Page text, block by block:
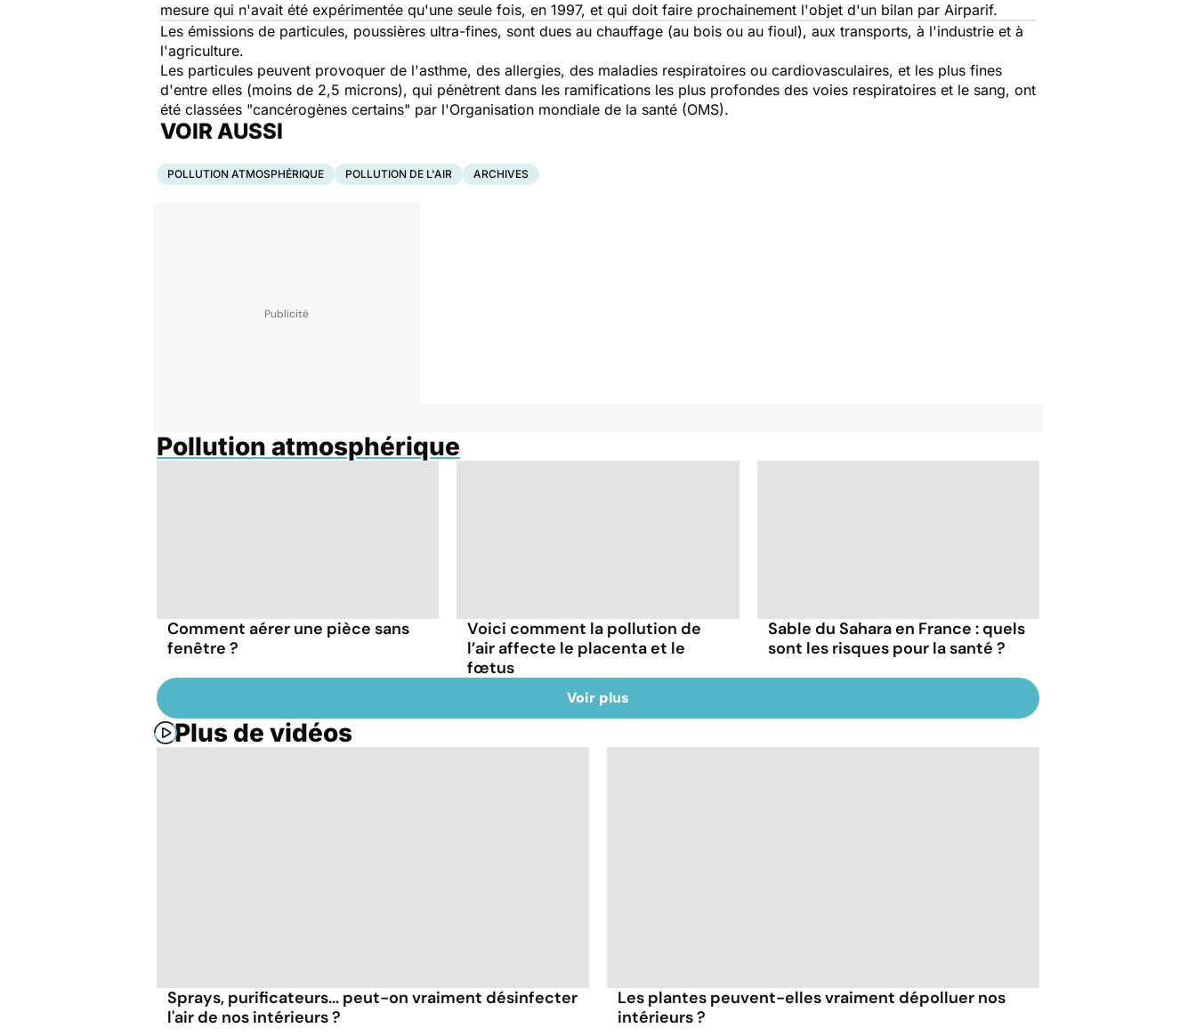
mesure qui n'avait été expérimentée qu'une seule fois, en 1997, et qui doit faire prochainement l'objet d'un bilan par Airparif.
Les émissions de particules, poussières ultra-fines, sont dues au chauffage (au bois ou au fioul), aux transports, à l'industrie et à
l'agriculture.
Les particules peuvent provoquer de l'asthme, des allergies, des maladies respiratoires ou cardiovasculaires, et les plus fines
d'entre elles (moins de 2,5 microns), qui pénètrent dans les ramifications les plus profondes des voies respiratoires et le sang, ont
été classées "cancérogènes certains" par l'Organisation mondiale de la santé (OMS).
VOIR AUSSI
POLLUTION ATMOSPHÉRIQUE POLLUTION DE L'AIR ARCHIVES
Pollution atmosphérique
Comment aérer une pièce sans
fenêtre ?
Voici comment la pollution de
l’air affecte le placenta et le
fœtus
Sable du Sahara en France : quels
sont les risques pour la santé ?
Voir plus
Plus de vidéos
Sprays, purificateurs... peut-on vraiment désinfecter
l'air de nos intérieurs ?
Les plantes peuvent-elles vraiment dépolluer nos
intérieurs ?